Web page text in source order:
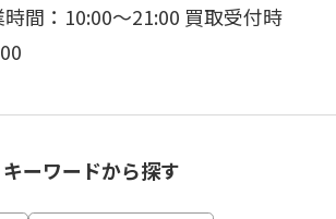
間：10:00～21:00 買取受付時
キーワードから探す